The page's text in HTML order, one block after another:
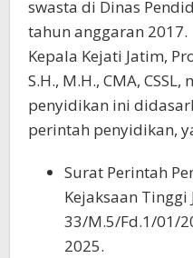
swasta di Dinas
tahun anggaran 2017.
Kepala Kejati Jatim,
S.H., M.H., CMA,
penyidikan ini
perintah penyidikan,
Surat Perintah
Kejaksaan
33/M.5/Fd.1/01/
2025.